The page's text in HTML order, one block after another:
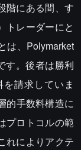
階にある間、す
トレーダーにと
は、Polymarket
す。後者は勝利
請求していま
的手数料構造に
プロトコルの範
れによりアクテ